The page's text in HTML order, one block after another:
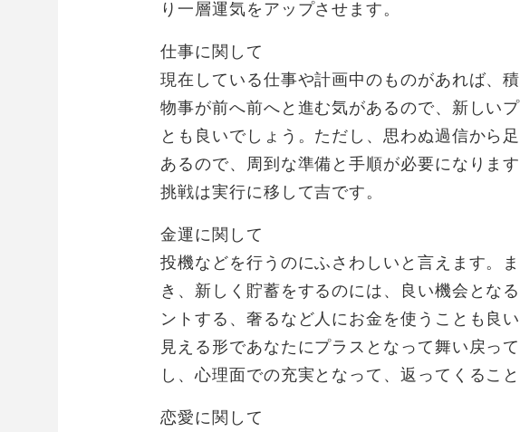
り一層運気をアップさせます。
仕事に関して
現在している仕事や計画中のものがあれば、
物事が前へ前へと進む気があるので、新しい
とも良いでしょう。ただし、思わぬ過信から
あるので、周到な準備と手順が必要になりま
挑戦は実行に移して吉です。
金運に関して
投機などを行うのにふさわしいと言えます。
き、新しく貯蓄をするのには、良い機会とな
ントする、奢るなど人にお金を使うことも良
見える形であなたにプラスとなって舞い戻っ
し、心理面での充実となって、返ってくること
恋愛に関して